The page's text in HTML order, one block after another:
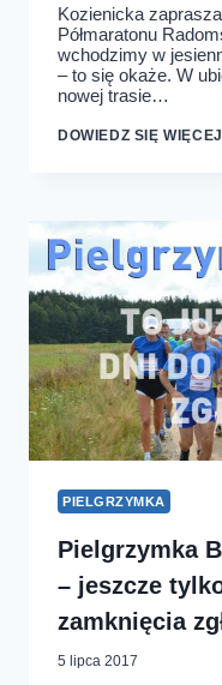
Kozienicka
Półmaratonu
wchodzimy w
– to się okaże. W
nowej trasie…
DOWIEDZ SIĘ WIĘCEJ
PIELGRZYMKA
Pielgrzymka
– jeszcze
zamknięcia
5 lipca 2017